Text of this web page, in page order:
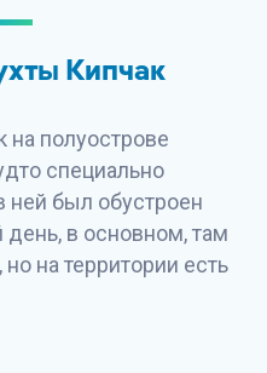
Кипчак
на полуострове
специально
ней был обустроен
в основном, там
на территории есть